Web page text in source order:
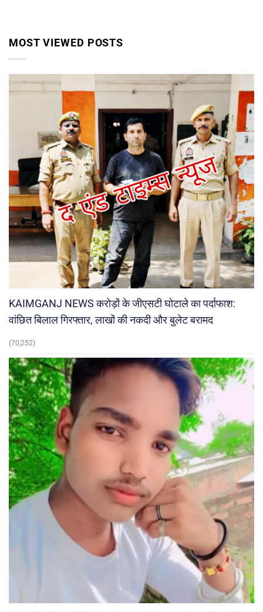
MOST VIEWED POSTS
KAIMGANJ NEWS करोड़ों के जीएसटी घोटाले का पर्दाफाश:
वांछित बिलाल गिरफ्तार, लाखों की नकदी और बुलेट बरामद
(70,252)